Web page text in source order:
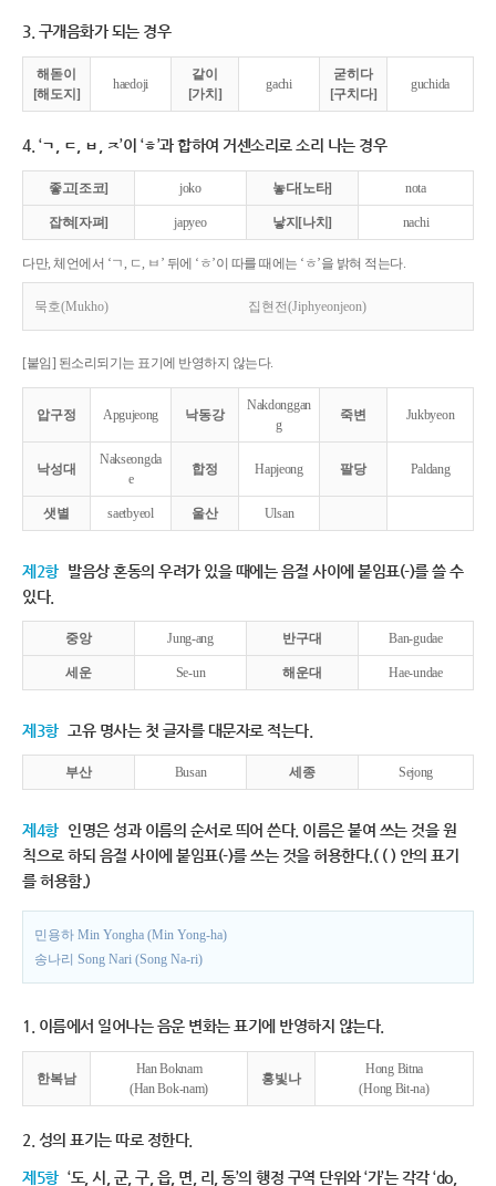
3. 구개음화가 되는 경우
해돋이
[해도지]
haedoji
같이
[가치]
gachi
굳히다
[구치다]
guchida
4. ‘ㄱ, ㄷ, ㅂ, ㅈ’이 ‘ㅎ’과 합하여 거센소리로 소리 나는 경우
좋고[조코] joko 놓다[노타] nota
잡혀[자펴] japyeo 낳지[나치] nachi
다만, 체언에서 ‘ㄱ, ㄷ, ㅂ’ 뒤에 ‘ㅎ’이 따를 때에는 ‘ㅎ’을 밝혀 적는다.
묵호(Mukho) 집현전(Jiphyeonjeon)
[붙임] 된소리되기는 표기에 반영하지 않는다.
압구정 Apgujeong 낙동강
Nakdonggan
g
죽변 Jukbyeon
낙성대
Nakseongda
e
합정 Hapjeong 팔당 Paldang
샛별 saetbyeol 울산 Ulsan
제2항 발음상 혼동의 우려가 있을 때에는 음절 사이에 붙임표(-)를 쓸 수
있다.
중앙 Jung-ang 반구대 Ban-gudae
세운 Se-un 해운대 Hae-undae
제3항 고유 명사는 첫 글자를 대문자로 적는다.
부산 Busan 세종 Sejong
제4항 인명은 성과 이름의 순서로 띄어 쓴다. 이름은 붙여 쓰는 것을 원
칙으로 하되 음절 사이에 붙임표(-)를 쓰는 것을 허용한다.( ( ) 안의 표기
를 허용함.)
민용하 Min Yongha (Min Yong-ha)
송나리 Song Nari (Song Na-ri)
1. 이름에서 일어나는 음운 변화는 표기에 반영하지 않는다.
한복남
Han Boknam
(Han Bok-nam)
홍빛나
Hong Bitna
(Hong Bit-na)
2. 성의 표기는 따로 정한다.
제5항 ‘도, 시, 군, 구, 읍, 면, 리, 동’의 행정 구역 단위와 ‘가’는 각각 ‘do,